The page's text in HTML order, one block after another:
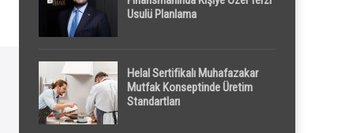
Usulü Planlama
Helal Sertifikalı Muhafazakar
Mutfak Konseptinde Üretim
Standartları